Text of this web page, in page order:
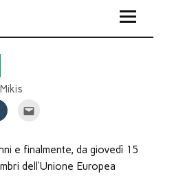
Mikis
Fai
clic
su
(Si
l'articolo
mail
e finalmente, da giovedì 15
dell’Unione Europea